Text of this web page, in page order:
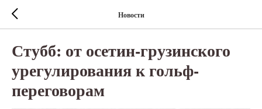
Новости
Стубб: от осетин-грузинского
урегулирования к гольф-
переговорам